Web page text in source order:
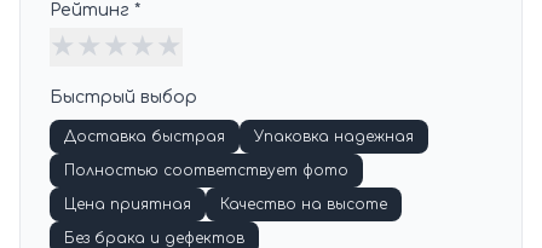
Рейтинг *
★ ★ ★ ★ ★
Быстрый выбор
Доставка быстрая
Упаковка надежная
Полностью соответствует фото
Цена приятная
Качество на высоте
Без брака и дефектов